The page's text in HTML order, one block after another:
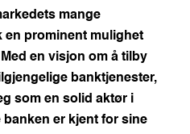
mange
en prominent mulighet
en visjon om å tilby
banktjenester,
som en solid aktør i
er kjent for sine